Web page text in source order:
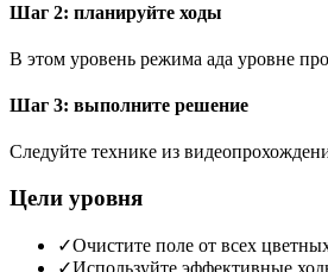
Шаг 2: планируйте ходы
В этом уровень режима ада уровне
Шаг 3: выполните решение
Следуйте технике из
Цели уровня
✓Очистите поле от всех
✓Используйте эффективные